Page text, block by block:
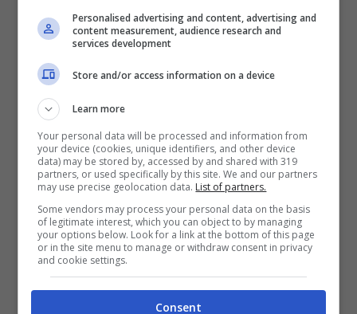
Dalla Spagna, nei giorni scorsi, sono trapelate
alcune indiscrezioni su un blitz juventino
perIvan Fresneda, 18enne molto interessante
delValladolid. L’esterno, infatti, ha attirato
l’attenzione di tantitop club europeiin questo
inizio di stagione a colpi di cross e buone
prestazioni. Un discorso simile può essere fatto
anche per il classe 2003Malo Gusto, altro
profilo segnalato dagli scout bianconeri. Il
Personalised advertising and content, advertising and
content measurement, audience research and
services development
Store and/or access information on a device
Learn more
Your personal data will be processed and information from
your device (cookies, unique identifiers, and other device
data) may be stored by, accessed by and shared with 319
partners, or used specifically by this site. We and our partners
may use precise geolocation data. List of partners.
Some vendors may process your personal data on the basis
of legitimate interest, which you can object to by managing
your options below. Look for a link at the bottom of this page
or in the site menu to manage or withdraw consent in privacy
and cookie settings.
Consent